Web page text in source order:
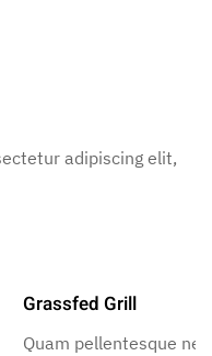
adipiscing elit,
Grassfed Grill
Quam pellentesque